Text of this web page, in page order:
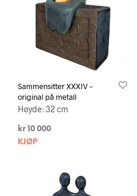
Sammensitter XXXIV –
original på metall
Høyde: 32 cm
kr 10 000
KJØP